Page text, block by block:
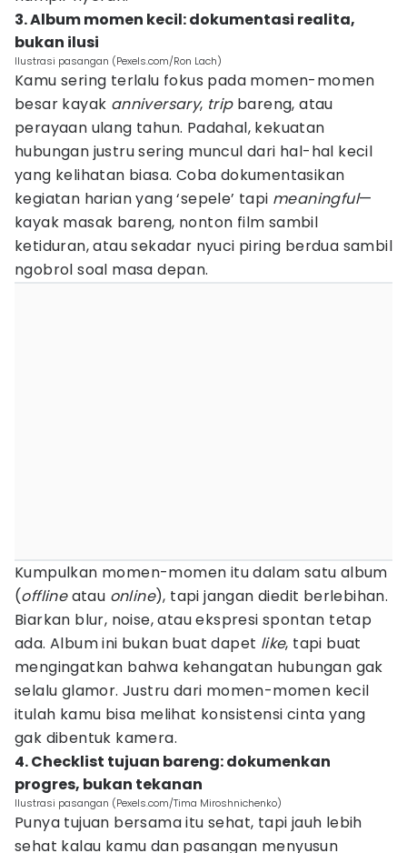
3. Album momen kecil: dokumentasi realita,
bukan ilusi
Ilustrasi pasangan (Pexels.com/Ron Lach)
Kamu sering terlalu fokus pada momen-momen
besar kayak anniversary, tripbareng, atau
perayaan ulang tahun. Padahal, kekuatan
hubungan justru sering muncul dari hal-hal kecil
yang kelihatan biasa. Coba dokumentasikan
kegiatan harian yang ‘sepele’ tapi meaningful—
kayak masak bareng, nonton film sambil
ketiduran, atau sekadar nyuci piring berdua sambil
ngobrol soal masa depan.
Kumpulkan momen-momen itu dalam satu album
(offlineatau online), tapi jangan diedit berlebihan.
Biarkan blur, noise, atau ekspresi spontan tetap
ada. Album ini bukan buat dapet like, tapi buat
mengingatkan bahwa kehangatan hubungan gak
selalu glamor. Justru dari momen-momen kecil
itulah kamu bisa melihat konsistensi cinta yang
gak dibentuk kamera.
4. Checklist tujuan bareng: dokumenkan
progres, bukan tekanan
Ilustrasi pasangan (Pexels.com/Tima Miroshnichenko)
Punya tujuan bersama itu sehat, tapi jauh lebih
sehat kalau kamu dan pasangan menyusun